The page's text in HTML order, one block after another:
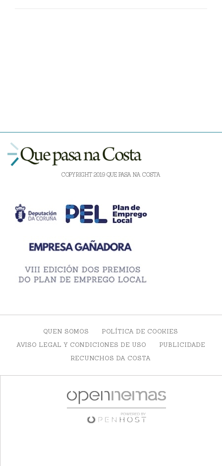
COPYRIGHT 2019 QUE PASA NA COSTA
QUEN SOMOS
POLÍTICA DE COOKIES
AVISO LEGAL Y CONDICIONES DE USO
PUBLICIDADE
RECUNCHOS DA COSTA